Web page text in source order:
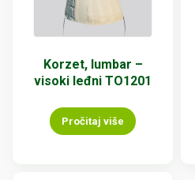
Korzet, lumbar –
visoki leđni TO1201
Pročitaj više